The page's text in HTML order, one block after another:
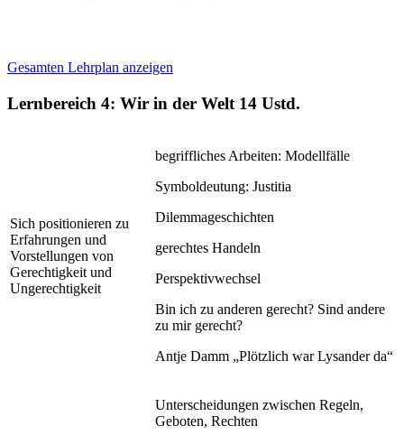
Gesamten Lehrplan anzeigen
Lernbereich 4: Wir in der Welt 14 Ustd.
Sich positionieren zu
Erfahrungen und
Vorstellungen von
Gerechtigkeit und
Ungerechtigkeit
begriffliches Arbeiten: Modellfälle
Symboldeutung: Justitia
Dilemmageschichten
gerechtes Handeln
Perspektivwechsel
Bin ich zu anderen gerecht? Sind andere
zu mir gerecht?
Antje Damm „Plötzlich war Lysander da“
Unterscheidungen zwischen Regeln,
Geboten, Rechten